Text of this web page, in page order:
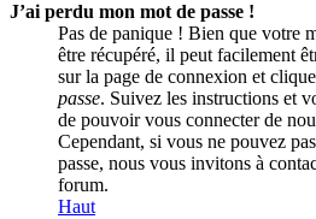
J’ai perdu mon mot de passe !
Pas de panique ! Bien que votre
être récupéré, il peut facilement
sur la page de connexion et
passe. Suivez les instructions et
de pouvoir vous connecter de
Cependant, si vous ne pouvez
passe, nous vous invitons à
forum.
Haut